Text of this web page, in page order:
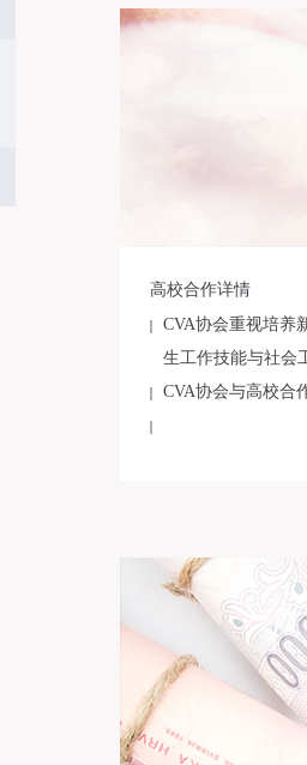
高校合作详情
CVA协会重视培养
生工作技能与社会
CVA协会与高校合